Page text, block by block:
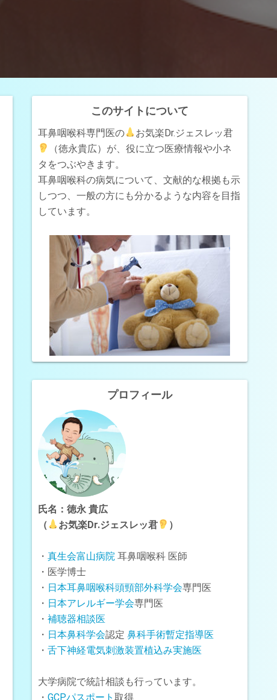
このサイトについて
耳鼻咽喉科専門医の
お気楽Dr.ジェスレッ君
（徳永貴広）が、役に立つ医療情報や小ネ
タをつぶやきます。
耳鼻咽喉科の病気について、文献的な根拠も示
しつつ、一般の方にも分かるような内容を目指
しています。
プロフィール
氏名：徳永 貴広
（
お気楽Dr.ジェスレッ君 ）
・ 真生会富山病院 耳鼻咽喉科 医師
・医学博士
・ 日本耳鼻咽喉科頭頸部外科学会専門医
・ 日本アレルギー学会専門医
・ 補聴器相談医
・ 日本鼻科学会認定 鼻科手術暫定指導医
・ 舌下神経電気刺激装置植込み実施医
大学病院で統計相談も行っています。
・ GCPパスポート 取得